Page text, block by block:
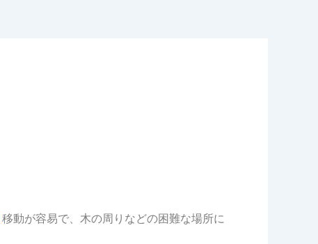
移動が容易で、木の周りなどの困難な場所に